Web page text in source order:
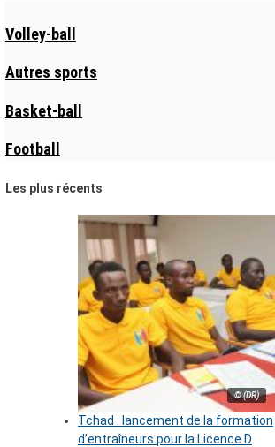
Volley-ball
Autres sports
Basket-ball
Football
Les plus récents
© (DR)
Tchad : lancement de la formation
d’entraîneurs pour la Licence D